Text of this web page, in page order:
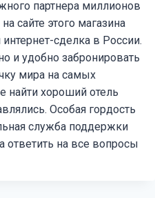
партнера миллионов
сайте этого магазина
сделка в России.
и удобно забронировать
мира на самых
найти хороший отель
Особая гордость
служба поддержки
ответить на все вопросы